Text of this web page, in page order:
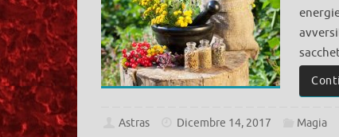
Astras Dicembre 14, 2017
Magia